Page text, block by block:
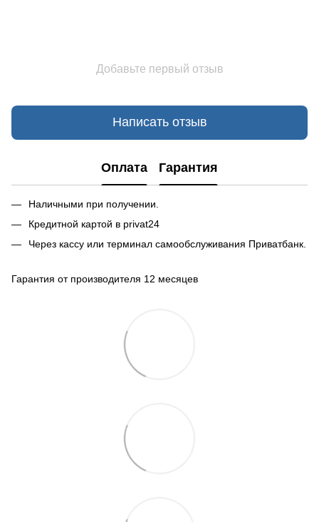
Добавьте первый отзыв
Написать отзыв
Оплата Гарантия
Наличными при получении.
Кредитной картой в privat24
Через кассу или терминал самообслуживания Приватбанк.
Гарантия от производителя 12 месяцев